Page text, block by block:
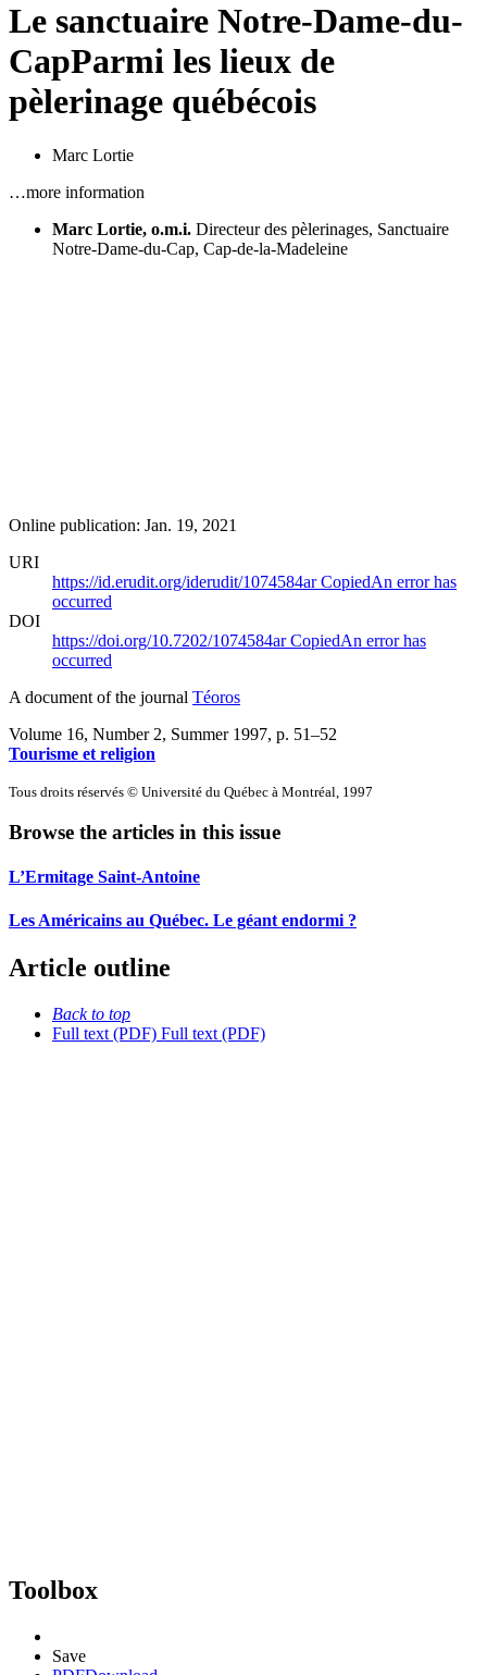
Le sanctuaire Notre-Dame-du-
CapParmi les lieux de
pèlerinage québécois
Marc Lortie
…more information
Marc Lortie, o.m.i. Directeur des pèlerinages, Sanctuaire
Notre-Dame-du-Cap, Cap-de-la-Madeleine
Online publication: Jan. 19, 2021
URI
https://id.erudit.org/iderudit/1074584arCopiedAn error has
occurred
DOI
https://doi.org/10.7202/1074584arCopiedAn error has
occurred
A document of the journal Téoros
Volume 16, Number 2, Summer 1997, p. 51–52
Tourisme et religion
Tous droits réservés © Université du Québec à Montréal, 1997
Browse the articles in this issue
L’Ermitage Saint-Antoine
Les Américains au Québec. Le géant endormi ?
Article outline
Back to top
Full text (PDF) Full text (PDF)
Toolbox
Save